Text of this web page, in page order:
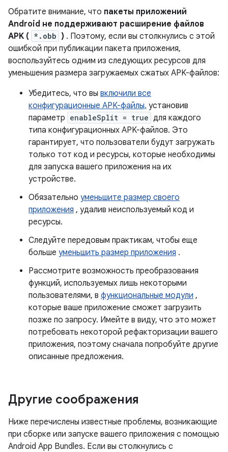
Обратите внимание, что пакеты приложений
Android не поддерживают расширение файлов
APK ( *.obb ) . Поэтому, если вы столкнулись с этой
ошибкой при публикации пакета приложения,
воспользуйтесь одним из следующих ресурсов для
уменьшения размера загружаемых сжатых APK-файлов:
Убедитесь, что вы включили все
конфигурационные APK-файлы, установив
параметр enableSplit = true для каждого
типа конфигурационных APK-файлов. Это
гарантирует, что пользователи будут загружать
только тот код и ресурсы, которые необходимы
для запуска вашего приложения на их
устройстве.
Обязательно уменьшите размер своего
приложения , удалив неиспользуемый код и
ресурсы.
Следуйте передовым практикам, чтобы еще
больше уменьшить размер приложения .
Рассмотрите возможность преобразования
функций, используемых лишь некоторыми
пользователями, в функциональные модули ,
которые ваше приложение сможет загрузить
позже по запросу. Имейте в виду, что это может
потребовать некоторой рефакторизации вашего
приложения, поэтому сначала попробуйте другие
описанные предложения.
Другие соображения
Ниже перечислены известные проблемы, возникающие
при сборке или запуске вашего приложения с помощью
Android App Bundles. Если вы столкнулись с